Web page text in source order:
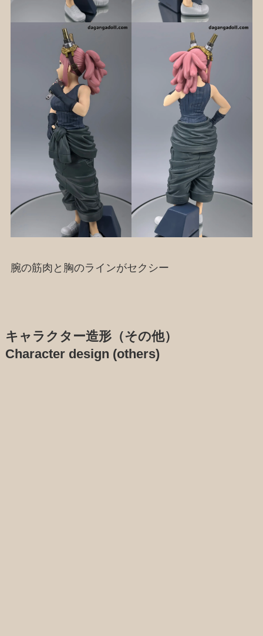
腕の筋肉と胸のラインがセクシー
キャラクター造形（その他）
Character design (others)